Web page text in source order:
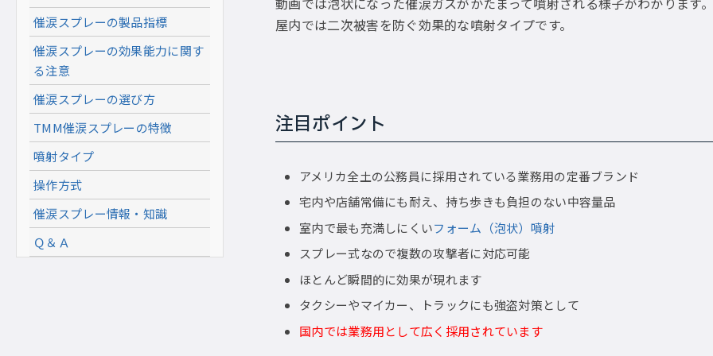
屋内では二次被害を防ぐ効果的な噴射タイプです。
注目ポイント
アメリカ全土の公務員に採用されている業務用の定番ブランド
宅内や店舗常備にも耐え、持ち歩きも負担のない中容量品
室内で最も充満しにくいフォーム（泡状）噴射
スプレー式なので複数の攻撃者に対応可能
ほとんど瞬間的に効果が現れます
タクシーやマイカー、トラックにも強盗対策として
国内では業務用として広く採用されています
催涙スプレーの製品指標
催涙スプレーの効果能力に関す
る注意
催涙スプレーの選び方
TMM催涙スプレーの特徴
噴射タイプ
操作方式
催涙スプレー情報・知識
Ｑ＆Ａ